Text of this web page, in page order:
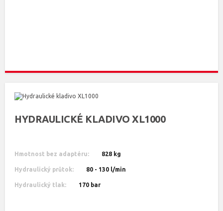
HYDRAULICKÉ KLADIVO XL1000
Hmotnost bez adaptéru: 828 kg
Hydraulický průtok: 80 - 130 l/min
Hydraulický tlak: 170 bar